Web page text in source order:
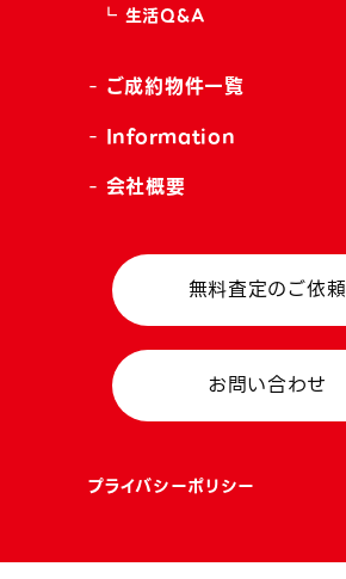
生活Q&A
ご成約物件一覧
Information
会社概要
無料査定のご依頼
お問い合わせ
プライバシーポリシー